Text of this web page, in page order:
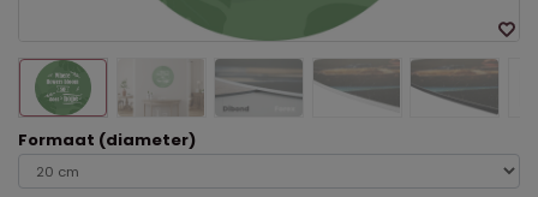
Formaat (diameter)